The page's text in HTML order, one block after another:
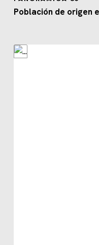
Población de origen